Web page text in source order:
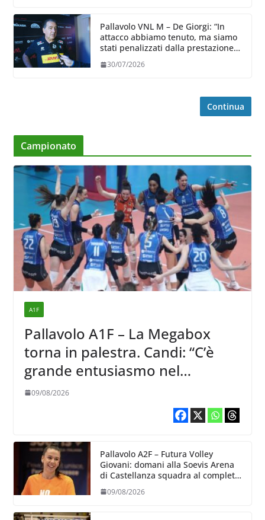
Pallavolo VNL M – De Giorgi: “In
attacco abbiamo tenuto, ma siamo
stati penalizzati dalla prestazione
30/07/2026
Continua
Campionato
A1F
Pallavolo A1F – La Megabox
torna in palestra. Candi: “C’è
grande entusiasmo nel
ricominciare”
09/08/2026
Pallavolo A2F – Futura Volley
Giovani: domani alla Soevis Arena
di Castellanza squadra al completo
09/08/2026